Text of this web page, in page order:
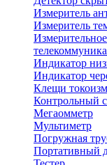
Измеритель
Измеритель
Индикатор
Индикатор
Клещи
Контрольный
Мегаомметр
Мультиметр
Погружная
Портативный